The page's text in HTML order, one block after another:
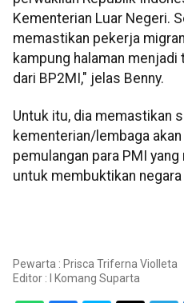
Kementerian Luar Negeri.
memastikan pekerja
kampung halaman
dari BP2MI," jelas Benny.
Untuk itu, dia memastikan
kementerian/lembaga
pemulangan para PMI
untuk membuktikan negara
Pewarta : Prisca Triferna Violleta
Editor :
I Komang Suparta